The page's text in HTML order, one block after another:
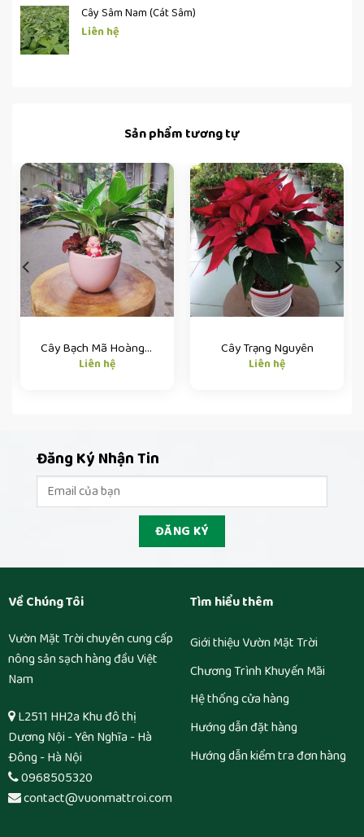
Cây Sâm Nam (Cát Sâm)
Liên hệ
Sản phẩm tương tự
Cây Bạch Mã Hoàng Tử
Liên hệ
Cây Trạng Nguyên
Liên hệ
Đăng Ký Nhận Tin
Về Chúng Tôi
Vườn Mặt Trời chuyên cung cấp
nông sản sạch hàng đầu Việt
Nam
L2511 HH2a Khu đô thị
Dương Nội - Yên Nghĩa - Hà
Đông - Hà Nội
0968505320
contact@vuonmattroi.com
Tìm hiểu thêm
Giới thiệu Vườn Mặt Trời
Chương Trình Khuyến Mãi
Hệ thống cửa hàng
Hướng dẫn đặt hàng
Hướng dẫn kiểm tra đơn hàng